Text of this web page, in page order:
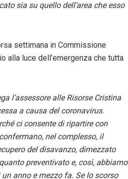
sia su quello dell’area che esso
settimana in Commissione
alla luce dell’emergenza che tutta
l’assessore alle Risorse Cristina
a causa del coronavirus.
ci consente di ripartire con
nel complesso, il
del disavanzo, dimezzato
preventivato e, così, abbiamo
anno e mezzo fa. Se lo scorso